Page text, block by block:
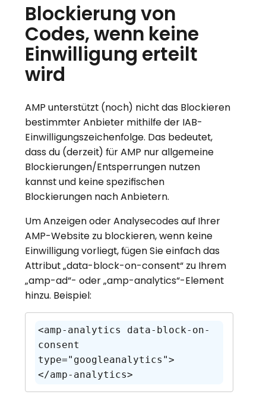
Blockierung von
Codes, wenn keine
Einwilligung erteilt
wird
AMP unterstützt (noch) nicht das Blockieren
bestimmter Anbieter mithilfe der IAB-
Einwilligungszeichenfolge. Das bedeutet,
dass du (derzeit) für AMP nur allgemeine
Blockierungen/Entsperrungen nutzen
kannst und keine spezifischen
Blockierungen nach Anbietern.
Um Anzeigen oder Analysecodes auf Ihrer
AMP-Website zu blockieren, wenn keine
Einwilligung vorliegt, fügen Sie einfach das
Attribut „data-block-on-consent“ zu Ihrem
„amp-ad“- oder „amp-analytics“-Element
hinzu. Beispiel:
<amp-analytics data-block-on-
consent
type="googleanalytics">
</amp-analytics>